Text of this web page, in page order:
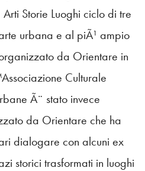
Storie Luoghi ciclo di tre
urbana e al piÃ¹ ampio
da Orientare in
Culturale
Ã¨ stato invece
da Orientare che ha
dialogare con alcuni ex
storici trasformati in luoghi